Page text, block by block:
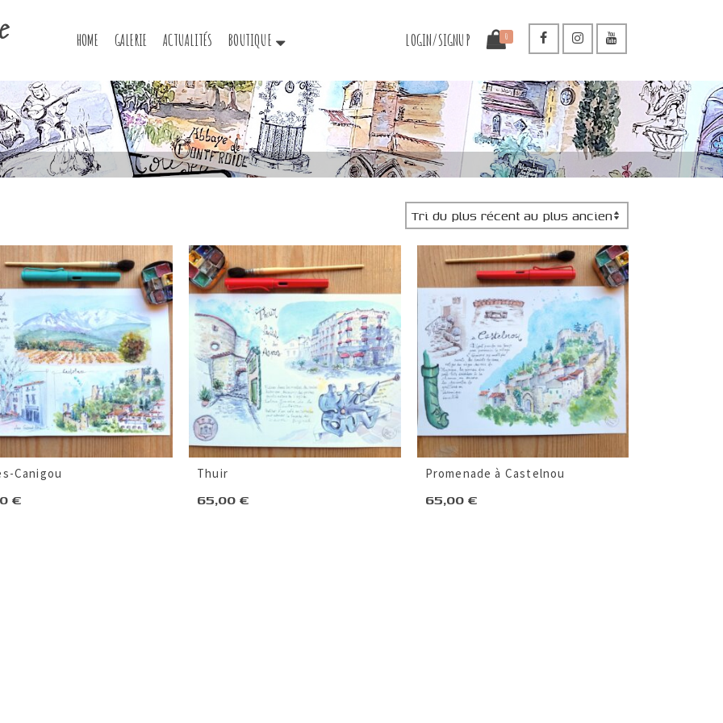
HOME GALERIE ACTUALITÉS BOUTIQUE LOGIN/SIGNUP 0
Canigou
€
Thuir
65,00 €
Promenade à Castelnou
65,00 €